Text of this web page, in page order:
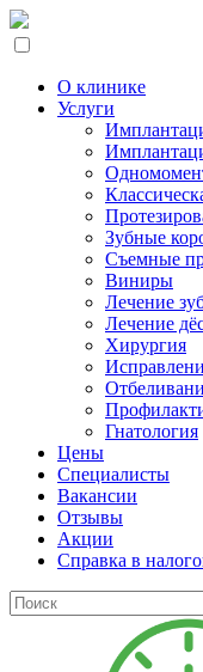
О клинике
Услуги
Зубные
Съемные
Виниры
Лечение
Лечение
Хирургия
Гнатология
Цены
Специалисты
Вакансии
Отзывы
Акции
Справка в